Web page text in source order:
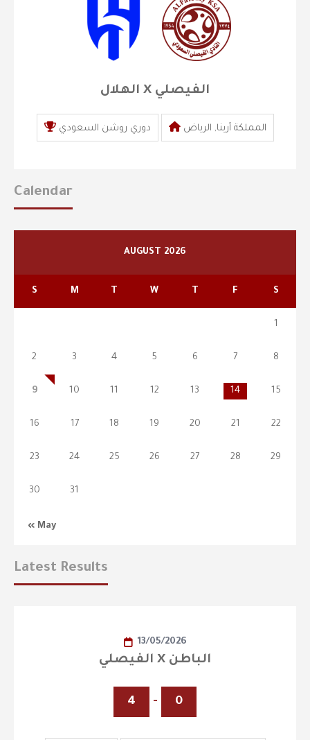
الهلال X الفيصلي
دوري روشن السعودي المملكة أرينا, الرياض
Calendar
AUGUST 2026
S M T W T F S
« May
1
2 3 4 5 6 7 8
9 10 11 12 13 14 15
16 17 18 19 20 21 22
23 24 25 26 27 28 29
30 31
Latest Results
13/05/2026
الفيصلي X الباطن
4 - 0